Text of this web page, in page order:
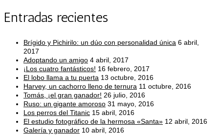
Entradas recientes
Brígido y Pichirilo: un dúo con personalidad única 6 abril,
2017
Adoptando un amigo 4 abril, 2017
¡Los cuatro fantásticos! 16 febrero, 2017
El lobo llama a tu puerta 13 octubre, 2016
Harvey, un cachorro lleno de ternura 11 octubre, 2016
Tomás, ¡el gran ganador! 26 julio, 2016
Ruso: un gigante amoroso 31 mayo, 2016
Los perros del Titanic 15 abril, 2016
El estudio fotográfico de la hermosa «Santa» 12 abril, 2016
Galería y ganador 10 abril, 2016